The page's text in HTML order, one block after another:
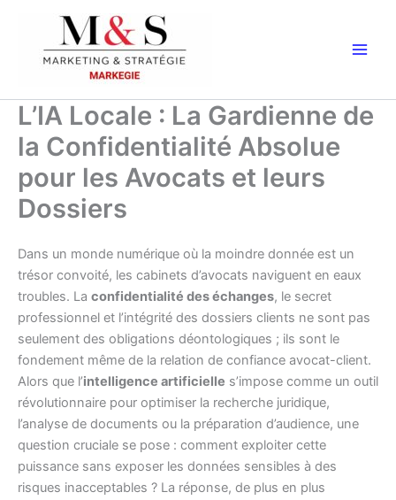
contenu
L’IA Locale : La Gardienne de
la Confidentialité Absolue
pour les Avocats et leurs
Dossiers
Dans un monde numérique où la moindre donnée est un
trésor convoité, les cabinets d’avocats naviguent en eaux
troubles. La confidentialité des échanges, le secret
professionnel et l’intégrité des dossiers clients ne sont pas
seulement des obligations déontologiques ; ils sont le
fondement même de la relation de confiance avocat-client.
Alors que l’intelligence artificielle s’impose comme un outil
révolutionnaire pour optimiser la recherche juridique,
l’analyse de documents ou la préparation d’audience, une
question cruciale se pose : comment exploiter cette
puissance sans exposer les données sensibles à des
risques inacceptables ? La réponse, de plus en plus